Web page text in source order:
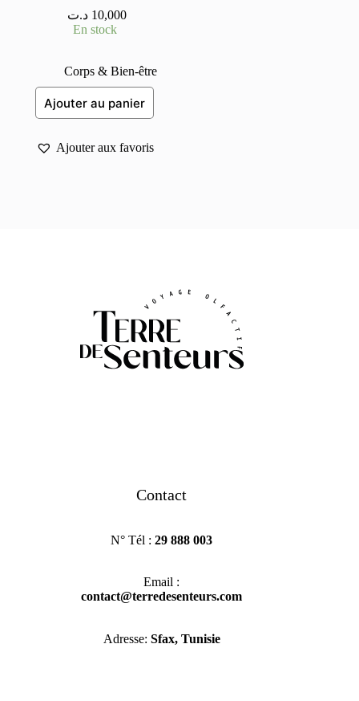
10,000 د.ت
En stock
Corps & Bien-être
Ajouter au panier
Ajouter aux favoris
Contact
N° Tél :29 888 003
Email :
contact@terredesenteurs.com
Adresse: Sfax, Tunisie